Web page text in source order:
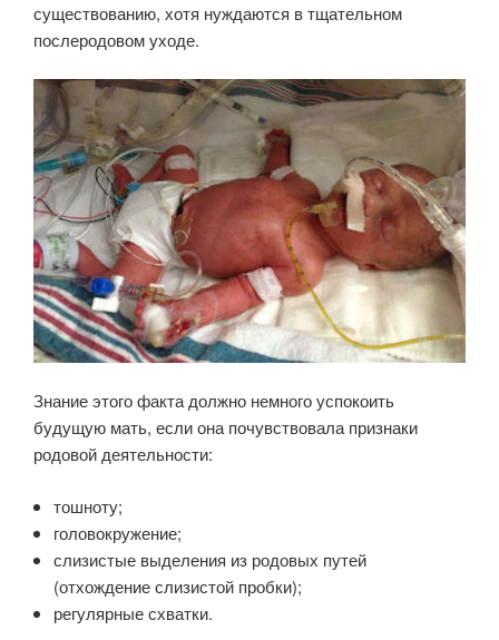
существованию, хотя нуждаются в тщательном
послеродовом уходе.
Знание этого факта должно немного успокоить
будущую мать, если она почувствовала признаки
родовой деятельности:
тошноту;
головокружение;
слизистые выделения из родовых путей
(отхождение слизистой пробки);
регулярные схватки.